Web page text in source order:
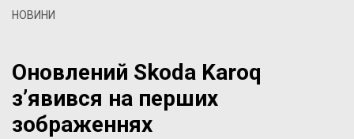
НОВИНИ
Оновлений Skoda Karoq
з’явився на перших
зображеннях